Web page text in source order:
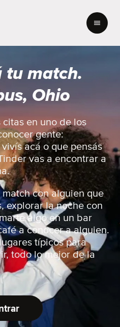
tu match.
Ohio
en uno de los
gente:
acá o que pensás
vas a encontrar a
con alguien que
explorar la noche con
algo en un bar
a conocer a alguien.
típicos para
todo lo mejor de la